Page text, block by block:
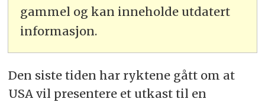
gammel og kan inneholde utdatert
informasjon.
Den siste tiden har ryktene gått om at
USA vil presentere et utkast til en